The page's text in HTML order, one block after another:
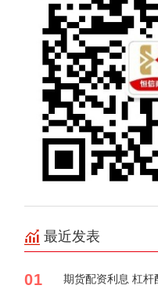
最近发表
01 期货配资利息 杠杆